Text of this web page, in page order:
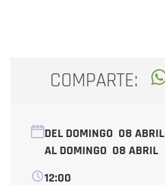
COMPARTE:
DEL DOMINGO 08 ABRIL
AL DOMINGO 08 ABRIL
12:00